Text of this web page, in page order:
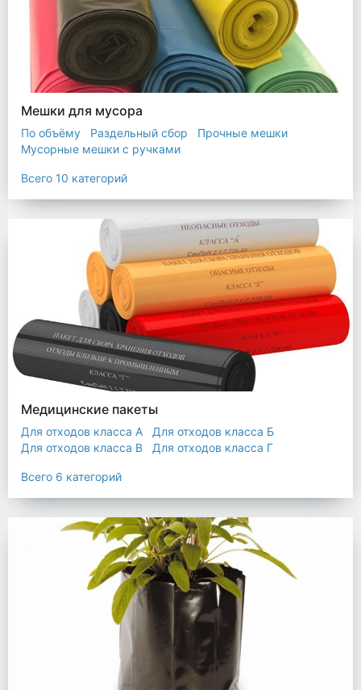
Мешки для мусора
По объёму Раздельный сбор
Прочные мешки
Мусорные мешки с ручками
Прозрачные мешки
Мешки строительные
Мешок для листьев
Всего 10 категорий
Медицинские пакеты
Для отходов класса А
Для отходов класса Б
Для отходов класса В
Для отходов класса Г
Пакеты термостойкие для утилизатора
Всего 6 категорий